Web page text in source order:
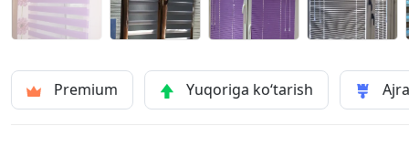
Premium Yuqoriga ko‘tarish